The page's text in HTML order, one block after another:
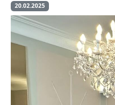
20.02.2025